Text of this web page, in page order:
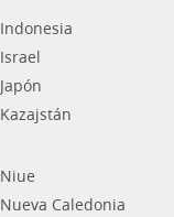
Indonesia
Israel
Japón
Kazajstán
Niue
Nueva Caledonia